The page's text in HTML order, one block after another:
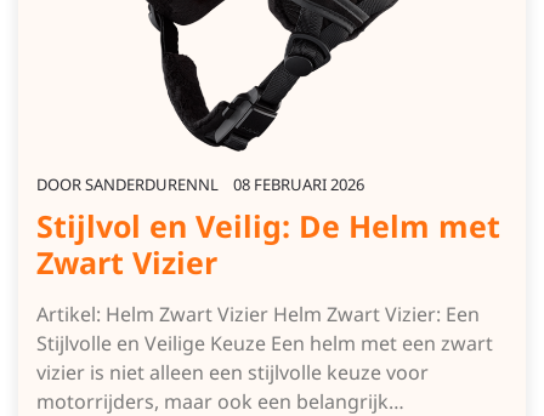
DOORSANDERDURENNL 08 FEBRUARI 2026
Stijlvol en Veilig: De Helm met
Zwart Vizier
Artikel: Helm Zwart Vizier Helm Zwart Vizier: Een
Stijlvolle en Veilige Keuze Een helm met een zwart
vizier is niet alleen een stijlvolle keuze voor
motorrijders, maar ook een belangrijk…